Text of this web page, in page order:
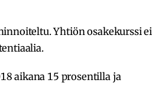
Yhtiön osakekurssi ei
aikana 15 prosentilla ja